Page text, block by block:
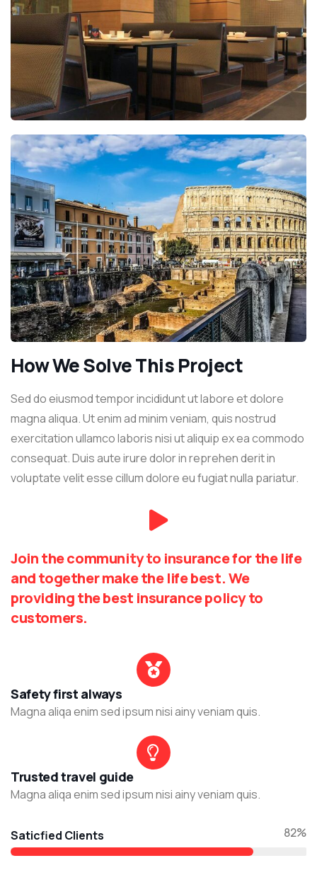
How We Solve This Project
Sed do eiusmod tempor incididunt ut labore et dolore
magna aliqua. Ut enim ad minim veniam, quis nostrud
exercitation ullamco laboris nisi ut aliquip ex ea commodo
consequat. Duis aute irure dolor in reprehen derit in
voluptate velit esse cillum dolore eu fugiat nulla pariatur.
Join the community to insurance for the life
and together make the life best. We
providing the best insurance policy to
customers.
Safety first always
Magna aliqa enim sed ipsum nisi ainy veniam quis.
Trusted travel guide
Magna aliqa enim sed ipsum nisi ainy veniam quis.
Saticfied Clients 82%